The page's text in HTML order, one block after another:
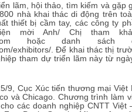
lãm, hội thảo, tìm kiếm và
nhà khai thác di động trên
thiết bị cầm tay, các công ty
mời Anh/ Chị tham
hoặc
exhibitors/. Để khai thác thị
tham dự triển lãm này từ
9, Cục Xúc tiến thương mại
và Chicago. Chương trình làm
các doanh nghiệp CNTT